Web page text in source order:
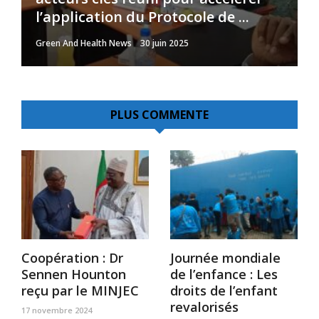
l’application du Protocole de ...
Green And Health News 30 juin 2025
promotion lors des soutenances
Green And Health News 23 avril 2025
valorisée
Green And Health News 8 janvier 2025
prolongation pour sceller le ...
Green And Health News 21 avril 2026
national
Green And Health News 23 juillet 2023
PLUS COMMENTE
Coopération : Dr
Sennen Hounton
reçu par le MINJEC
17 novembre 2024
Journée mondiale
de l’enfance : Les
droits de l’enfant
revalorisés